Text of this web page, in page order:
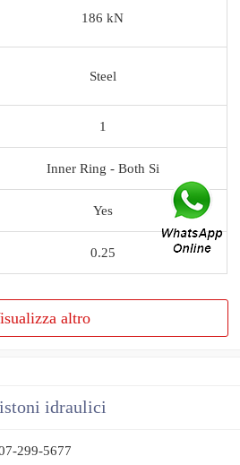
186 kN
Steel
1
Inner Ring - Both Si
Yes
0.25
altro
idraulici
299-5677